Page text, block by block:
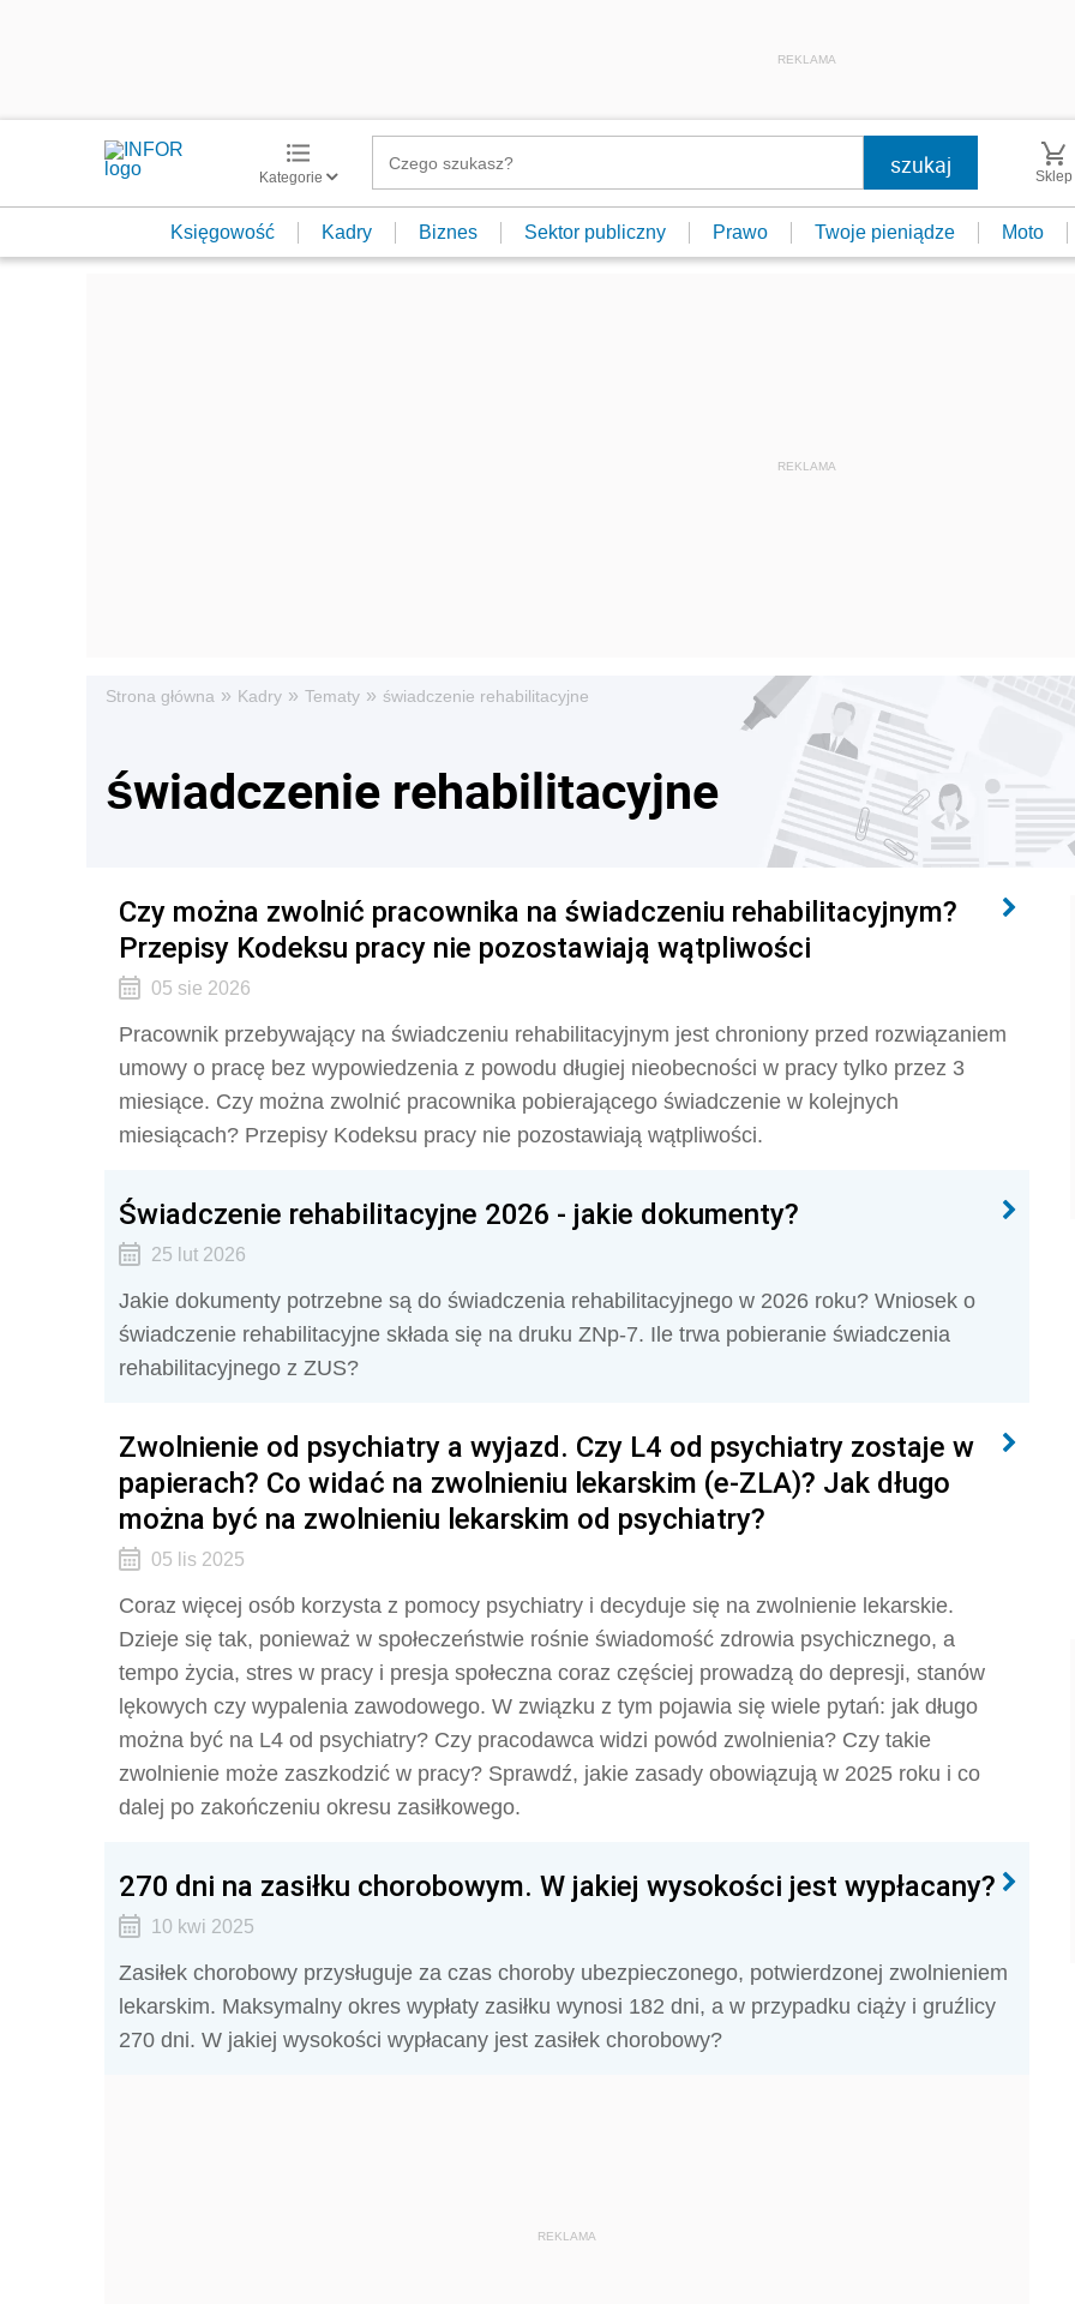
REKLAMA
Kategorie Sklep
Księgowość Kadry Biznes Sektor publiczny Prawo Twoje pieniądze Moto
Strona główna » Kadry » Tematy » świadczenie rehabilitacyjne
świadczenie rehabilitacyjne
Czy można zwolnić pracownika na świadczeniu rehabilitacyjnym?
Przepisy Kodeksu pracy nie pozostawiają wątpliwości
05 sie 2026
Pracownik przebywający na świadczeniu rehabilitacyjnym jest chroniony przed rozwiązaniem
umowy o pracę bez wypowiedzenia z powodu długiej nieobecności w pracy tylko przez 3
miesiące. Czy można zwolnić pracownika pobierającego świadczenie w kolejnych
miesiącach? Przepisy Kodeksu pracy nie pozostawiają wątpliwości.
Świadczenie rehabilitacyjne 2026 - jakie dokumenty?
25 lut 2026
Jakie dokumenty potrzebne są do świadczenia rehabilitacyjnego w 2026 roku? Wniosek o
świadczenie rehabilitacyjne składa się na druku ZNp-7. Ile trwa pobieranie świadczenia
rehabilitacyjnego z ZUS?
Zwolnienie od psychiatry a wyjazd. Czy L4 od psychiatry zostaje w
papierach? Co widać na zwolnieniu lekarskim (e-ZLA)? Jak długo
można być na zwolnieniu lekarskim od psychiatry?
05 lis 2025
Coraz więcej osób korzysta z pomocy psychiatry i decyduje się na zwolnienie lekarskie.
Dzieje się tak, ponieważ w społeczeństwie rośnie świadomość zdrowia psychicznego, a
tempo życia, stres w pracy i presja społeczna coraz częściej prowadzą do depresji, stanów
lękowych czy wypalenia zawodowego. W związku z tym pojawia się wiele pytań: jak długo
można być na L4 od psychiatry? Czy pracodawca widzi powód zwolnienia? Czy takie
zwolnienie może zaszkodzić w pracy? Sprawdź, jakie zasady obowiązują w 2025 roku i co
dalej po zakończeniu okresu zasiłkowego.
270 dni na zasiłku chorobowym. W jakiej wysokości jest wypłacany?
10 kwi 2025
Zasiłek chorobowy przysługuje za czas choroby ubezpieczonego, potwierdzonej zwolnieniem
lekarskim. Maksymalny okres wypłaty zasiłku wynosi 182 dni, a w przypadku ciąży i gruźlicy
270 dni. W jakiej wysokości wypłacany jest zasiłek chorobowy?
REKLAMA